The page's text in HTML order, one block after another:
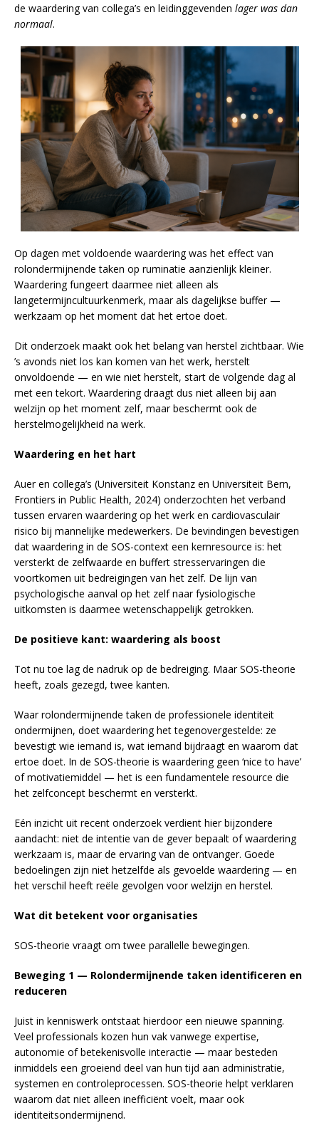
de waardering van collega’s en leidinggevenden lager was dan
normaal.
Op dagen met voldoende waardering was het effect van
rolondermijnende taken op ruminatie aanzienlijk kleiner.
Waardering fungeert daarmee niet alleen als
langetermijncultuurkenmerk, maar als dagelijkse buffer —
werkzaam op het moment dat het ertoe doet.
Dit onderzoek maakt ook het belang van herstel zichtbaar. Wie
’s avonds niet los kan komen van het werk, herstelt
onvoldoende — en wie niet herstelt, start de volgende dag al
met een tekort. Waardering draagt dus niet alleen bij aan
welzijn op het moment zelf, maar beschermt ook de
herstelmogelijkheid na werk.
Waardering en het hart
Auer en collega’s (Universiteit Konstanz en Universiteit Bern,
Frontiers in Public Health, 2024) onderzochten het verband
tussen ervaren waardering op het werk en cardiovasculair
risico bij mannelijke medewerkers. De bevindingen bevestigen
dat waardering in de SOS-context een kernresource is: het
versterkt de zelfwaarde en buffert stresservaringen die
voortkomen uit bedreigingen van het zelf. De lijn van
psychologische aanval op het zelf naar fysiologische
uitkomsten is daarmee wetenschappelijk getrokken.
De positieve kant: waardering als boost
Tot nu toe lag de nadruk op de bedreiging. Maar SOS-theorie
heeft, zoals gezegd, twee kanten.
Waar rolondermijnende taken de professionele identiteit
ondermijnen, doet waardering het tegenovergestelde: ze
bevestigt wie iemand is, wat iemand bijdraagt en waarom dat
ertoe doet. In de SOS-theorie is waardering geen ‘nice to have’
of motivatiemiddel — het is een fundamentele resource die
het zelfconcept beschermt en versterkt.
Eén inzicht uit recent onderzoek verdient hier bijzondere
aandacht: niet de intentie van de gever bepaalt of waardering
werkzaam is, maar de ervaring van de ontvanger. Goede
bedoelingen zijn niet hetzelfde als gevoelde waardering — en
het verschil heeft reële gevolgen voor welzijn en herstel.
Wat dit betekent voor organisaties
SOS-theorie vraagt om twee parallelle bewegingen.
Beweging 1 — Rolondermijnende taken identificeren en
reduceren
Juist in kenniswerk ontstaat hierdoor een nieuwe spanning.
Veel professionals kozen hun vak vanwege expertise,
autonomie of betekenisvolle interactie — maar besteden
inmiddels een groeiend deel van hun tijd aan administratie,
systemen en controleprocessen. SOS-theorie helpt verklaren
waarom dat niet alleen inefficiënt voelt, maar ook
identiteitsondermijnend.